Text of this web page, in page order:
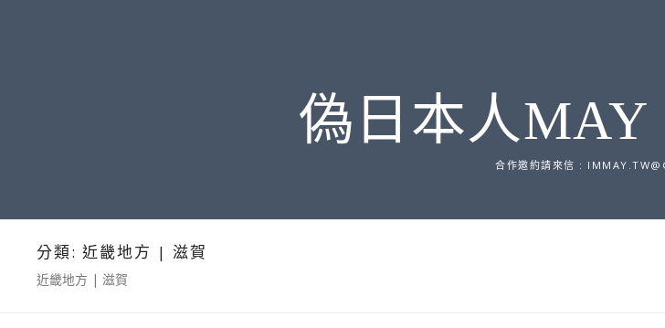
偽日本人MAY
合作邀約請來信 :
分類: 近畿地方 | 滋賀
近畿地方 | 滋賀